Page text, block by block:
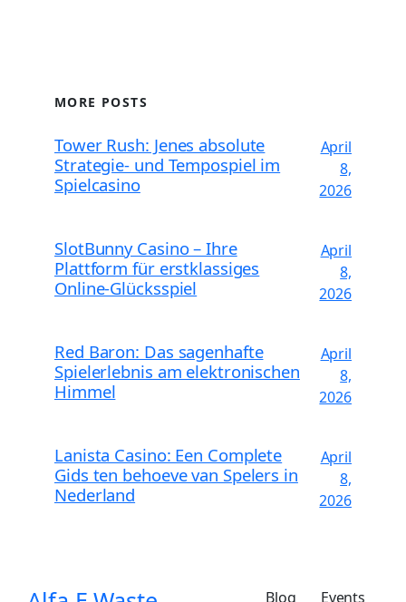
MORE POSTS
Tower Rush: Jenes absolute
Strategie- und Tempospiel im
Spielcasino
April
8,
2026
SlotBunny Casino – Ihre
Plattform für erstklassiges
Online-Glücksspiel
April
8,
2026
Red Baron: Das sagenhafte
Spielerlebnis am elektronischen
Himmel
April
8,
2026
Lanista Casino: Een Complete
Gids ten behoeve van Spelers in
Nederland
April
8,
2026
Blog Events